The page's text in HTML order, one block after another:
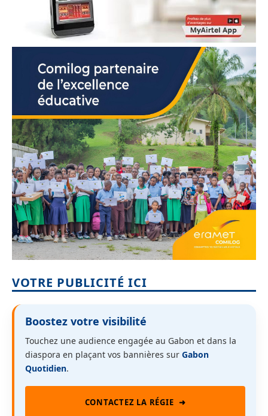
VOTRE PUBLICITÉ ICI
Boostez votre visibilité
Touchez une audience engagée au Gabon et dans la
diaspora en plaçant vos bannières sur Gabon
Quotidien.
CONTACTEZ LA RÉGIE ➜